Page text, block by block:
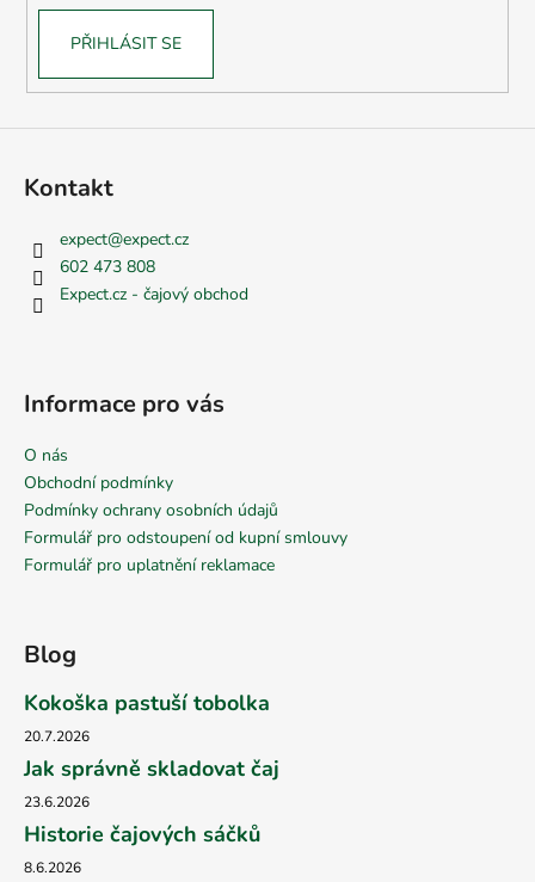
PŘIHLÁSIT SE
Kontakt
expect@expect.cz
602 473 808
Expect.cz - čajový obchod
Informace pro vás
O nás
Obchodní podmínky
Podmínky ochrany osobních údajů
Formulář pro odstoupení od kupní smlouvy
Formulář pro uplatnění reklamace
Blog
Kokoška pastuší tobolka
20.7.2026
Jak správně skladovat čaj
23.6.2026
Historie čajových sáčků
8.6.2026